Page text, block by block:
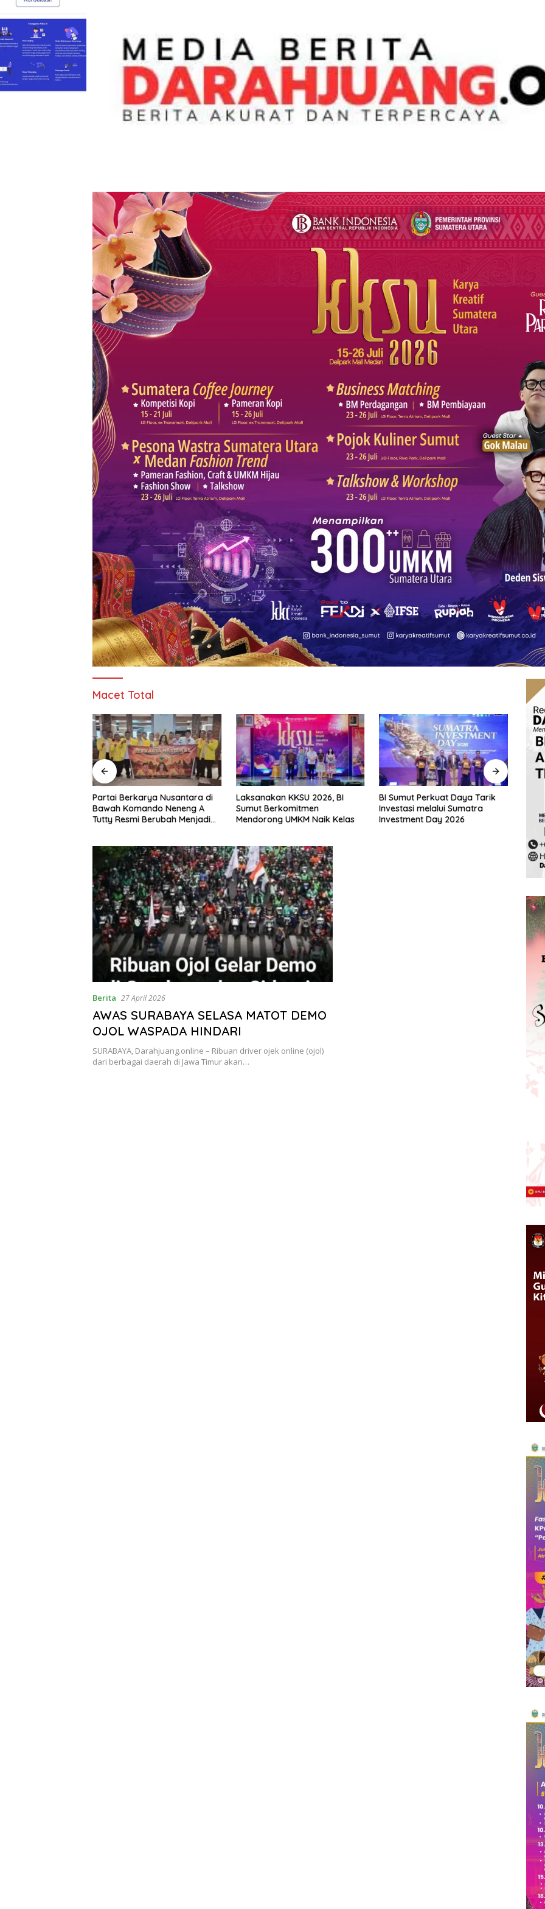
Macet Total
Partai Berkarya Nusantara di
Bawah Komando Neneng A
Tutty Resmi Berubah Menjadi
Laksanakan KKSU 2026, BI
Sumut Berkomitmen
Mendorong UMKM Naik Kelas
BI Sumut Perkuat Daya Tarik
Investasi melalui Sumatra
Investment Day 2026
Berita 27 April 2026
AWAS SURABAYA SELASA MATOT DEMO
OJOL WASPADA HINDARI
SURABAYA, Darahjuang.online – Ribuan driver ojek online (ojol)
dari berbagai daerah di Jawa Timur akan…